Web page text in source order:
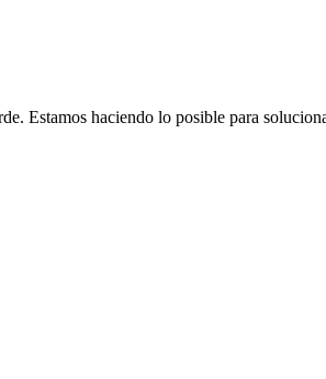
Estamos haciendo lo posible para